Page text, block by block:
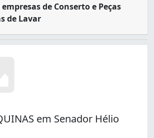
de Conserto e Peças
de Lavar
em Senador Hélio